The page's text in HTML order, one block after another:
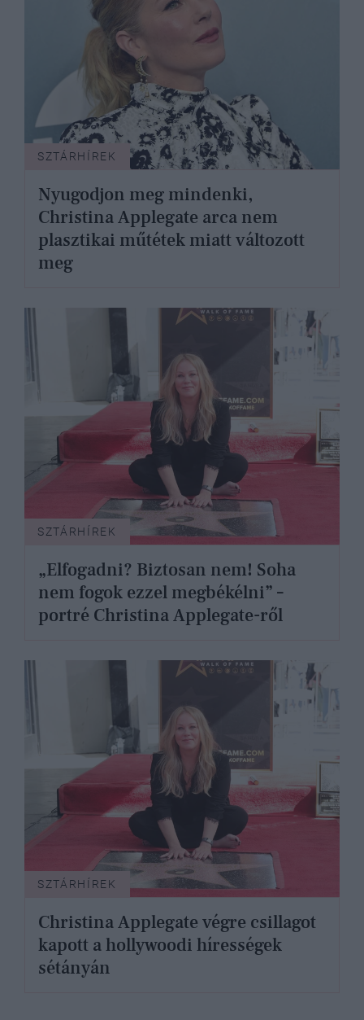
SZTÁRHÍREK
Nyugodjon meg mindenki,
Christina Applegate arca nem
plasztikai műtétek miatt változott
meg
SZTÁRHÍREK
„Elfogadni? Biztosan nem! Soha
nem fogok ezzel megbékélni” –
portré Christina Applegate-ről
SZTÁRHÍREK
Christina Applegate végre csillagot
kapott a hollywoodi hírességek
sétányán